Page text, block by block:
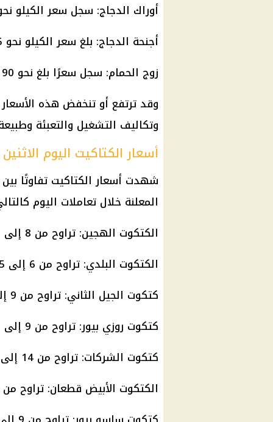
أوراك الدجاج: سجل سعر الكيلو نحو 77
أجنحة الدجاج: بلغ سعر الكيلو نحو 55 جنيهًا.
زوج الحمام: سجل سعرًا بلغ نحو 190 جنيهًا.
وقد ترتفع أو تنخفض هذه
وتكاليف التشغيل والتعبئة
أسعار الكتاكيت اليوم الاثنين
شهدت أسعار الكتاكيت تفاوتًا بين
المعلنة خلال تعاملات اليوم
الكتكوت الهجين: تراوح من 8 إلى 9 جنيهات.
الكتكوت البلدي: تراوح من 6 إلى 6.5 جنيه.
كتكوت الجيل الثاني: تراوح من 9 إلى 10 جنيهات.
كتكوت روزي بيور: تراوح من 9 إلى 10 جنيهات.
كتكوت الشركات: تراوح من 14 إلى 22 جنيهًا.
الكتكوت الأبيض قطعان: تراوح من 6 إلى 6.5 جنيه.